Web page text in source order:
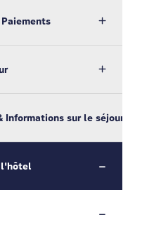
Informations sur le séjour
l'hôtel